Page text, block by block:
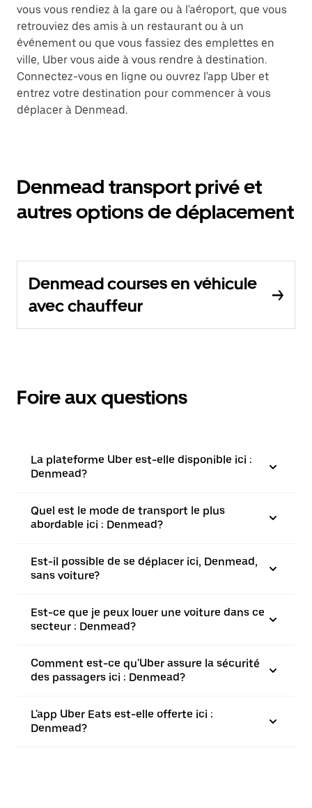
vous vous rendiez à la gare ou à l'aéroport, que vous
retrouviez des amis à un restaurant ou à un
événement ou que vous fassiez des emplettes en
ville, Uber vous aide à vous rendre à destination.
Connectez-vous en ligne ou ouvrez l'app Uber et
entrez votre destination pour commencer à vous
déplacer à Denmead.
Denmead transport privé et
autres options de déplacement
Denmead courses en véhicule
avec chauffeur
Foire aux questions
La plateforme Uber est-elle disponible ici :
Denmead?
Quel est le mode de transport le plus
abordable ici : Denmead?
Est-il possible de se déplacer ici, Denmead,
sans voiture?
Est-ce que je peux louer une voiture dans ce
secteur : Denmead?
Comment est-ce qu'Uber assure la sécurité
des passagers ici : Denmead?
L'app Uber Eats est-elle offerte ici :
Denmead?